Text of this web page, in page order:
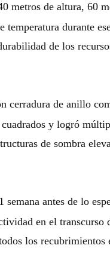
metros de altura, 60
durante
de los
cerradura de anillo
y logró
de sombra
antes de lo
en el
los